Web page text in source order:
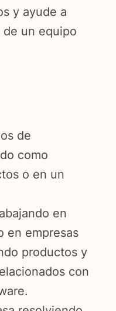
y ayude a
de un equipo
de
como
o en un
en
en empresas
productos y
con